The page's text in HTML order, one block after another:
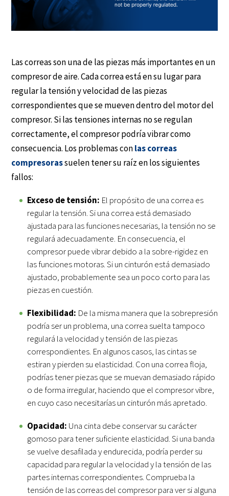
Las correas son una de las piezas más importantes en un
compresor de aire. Cada correa está en su lugar para
regular la tensión y velocidad de las piezas
correspondientes que se mueven dentro del motor del
compresor. Si las tensiones internas no se regulan
correctamente, el compresor podría vibrar como
consecuencia. Los problemas conlas correas
compresorassuelen tener su raíz en los siguientes
fallos:
Exceso de tensión: El propósito de una correa es
regular la tensión. Si una correa está demasiado
ajustada para las funciones necesarias, la tensión no se
regulará adecuadamente. En consecuencia, el
compresor puede vibrar debido a la sobre-rigidez en
las funciones motoras. Si un cinturón está demasiado
ajustado, probablemente sea un poco corto para las
piezas en cuestión.
Flexibilidad: De la misma manera que la sobrepresión
podría ser un problema, una correa suelta tampoco
regulará la velocidad y tensión de las piezas
correspondientes. En algunos casos, las cintas se
estiran y pierden su elasticidad. Con una correa floja,
podrías tener piezas que se muevan demasiado rápido
o de forma irregular, haciendo que el compresor vibre,
en cuyo caso necesitarías un cinturón más apretado.
Opacidad: Una cinta debe conservar su carácter
gomoso para tener suficiente elasticidad. Si una banda
se vuelve desafilada y endurecida, podría perder su
capacidad para regular la velocidad y la tensión de las
partes internas correspondientes. Comprueba la
tensión de las correas del compresor para ver si alguna